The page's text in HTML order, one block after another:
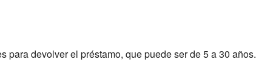
para devolver el préstamo, que puede ser de 5 a 30 años.